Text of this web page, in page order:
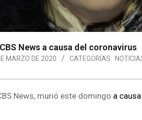
News a causa del coronavirus
MARZO DE 2020 CATEGORÍAS:
News, murió este domingo a